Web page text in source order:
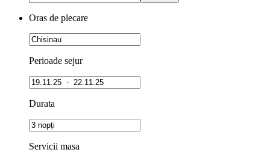
Oras de plecare
Perioade sejur
Durata
Servicii masa